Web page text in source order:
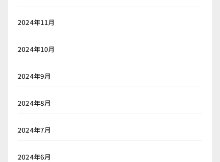
2024年11月
2024年10月
2024年9月
2024年8月
2024年7月
2024年6月